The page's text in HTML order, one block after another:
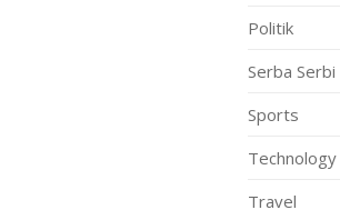
Politik
Serba Serbi
Sports
Technology
Travel